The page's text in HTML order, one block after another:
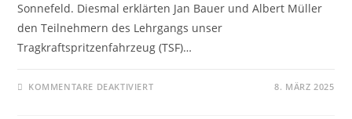
Sonnefeld. Diesmal erklärten Jan Bauer und Albert Müller
den Teilnehmern des Lehrgangs unser
Tragkraftspritzenfahrzeug (TSF)…
KOMMENTARE DEAKTIVIERTFÜR 8. MÄRZ 2025